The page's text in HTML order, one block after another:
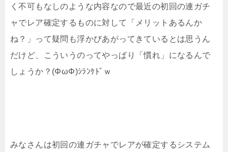
く不可もなしのような内容なので最近の初回の連ガチ
ャでレア確定するものに対して「メリットあるんか
ね？」って疑問も浮かびあがってきているとは思うん
だけど、こういうのってやっぱり「慣れ」になるんで
しょうか？(ΦωΦ)ｼﾗﾝｹﾄﾞｗ
みなさんは初回の連ガチャでレアが確定するシステム